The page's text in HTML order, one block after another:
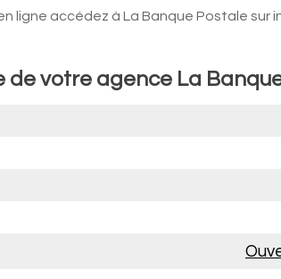
ligne accédez à La Banque Postale sur
de votre agence La